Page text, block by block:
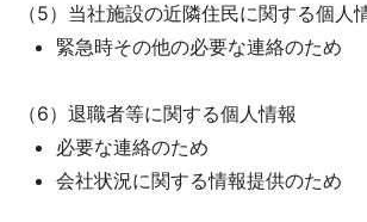
（5）当社施設の近隣住民に関する個人
緊急時その他の必要な連絡のため
（6）退職者等に関する個人情報
必要な連絡のため
会社状況に関する情報提供のため